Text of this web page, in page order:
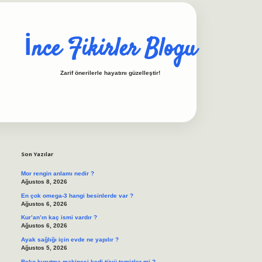
İnce Fikirler Blogu
Zarif önerilerle hayatını güzelleştir!
Son Yazılar
Mor rengin anlamı nedir ?
Ağustos 8, 2026
En çok omega-3 hangi besinlerde var ?
Ağustos 6, 2026
Kur’an’ın kaç ismi vardır ?
Ağustos 6, 2026
Ayak sağlığı için evde ne yapılır ?
Ağustos 5, 2026